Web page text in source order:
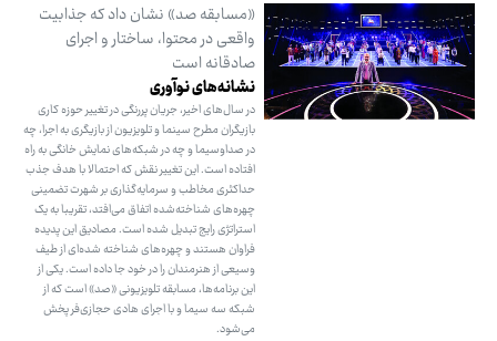
«مسابقه صد» نشان داد که جذابیت
واقعی در محتوا، ساختار و اجرای
صادقانه است
نشانه‌های نوآوری
در سال‌های اخیر، جریان پررنگی در تغییر حوزه کاری
بازیگران مطرح سینما و تلویزیون از بازیگری به اجرا، چه
در صداوسیما و چه در شبکه‌های نمایش خانگی به راه
افتاده است. این تغییر نقش که احتمالا با هدف جذب
حداکثری مخاطب و سرمایه‌گذاری بر شهرت تضمینی
چهره‌های شناخته‌شده اتفاق می‌افتد، تقریبا به یک
استراتژی رایج تبدیل شده است. مصادیق این پدیده
فراوان هستند و چهره‌های شناخته شده‌ای از طیف
وسیعی از هنرمندان را در خود جا داده است. یکی از
این برنامه‌ها، مسابقه تلویزیونی «صد» است که از
شبکه سه سیما و با اجرای هادی حجازی‌فر پخش
می‌شود.